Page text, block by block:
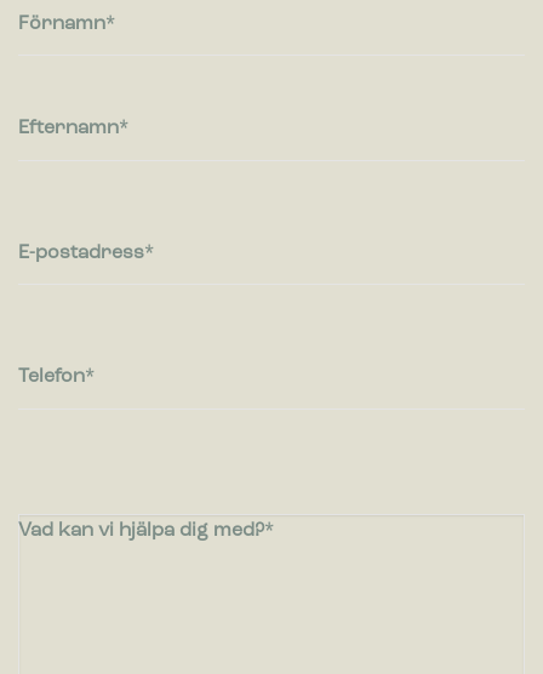
besökare interagerar med webbplatser genom att samla och
Cookies för marknadsföring används för att spåra besökare
Förnamn
Efternamn
E-postadress
Telefon
Vad kan vi hjälpa dig med?